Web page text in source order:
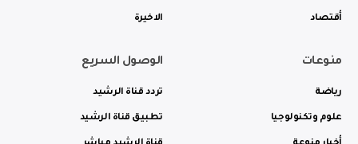
أقتصاد الاخيرة
منوعات
رياضة
علوم وتكنولوجيا
الوصول السريع
تردد قناة الرشيد
تطبيق قناة الرشيد